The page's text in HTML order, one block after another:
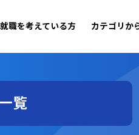
就職を考えている方 カテゴリか
覧